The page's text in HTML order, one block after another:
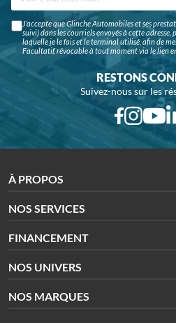
J'accepte que Glinche Automobiles et ses
suivi) dans les courriels envoyés à cette adresse,
laquelle je le fais et le terminal utilisé, afin de
Facultatif, révocable à tout moment via le lien
RESTONS
Suivez-nous sur les
À PROPOS
NOS SERVICES
FINANCEMENT
NOS UNIVERS
NOS MARQUES